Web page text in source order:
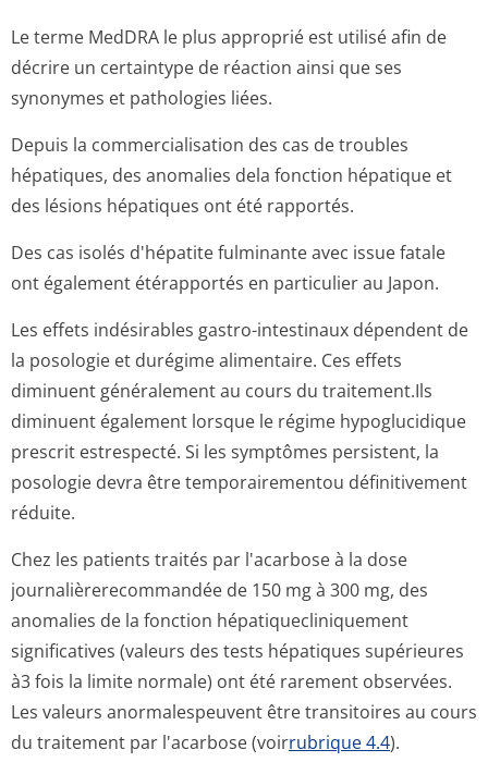
Le terme MedDRA le plus approprié est utilisé afin de
décrire un certaintype de réaction ainsi que ses
synonymes et pathologies liées.
Depuis la commercialisation des cas de troubles
hépatiques, des anomalies dela fonction hépatique et
des lésions hépatiques ont été rapportés.
Des cas isolés d'hépatite fulminante avec issue fatale
ont également étérapportés en particulier au Japon.
Les effets indésirables gastro-intestinaux dépendent de
la posologie et durégime alimentaire. Ces effets
diminuent généralement au cours du traitement.Ils
diminuent également lorsque le régime hypoglucidique
prescrit estrespecté. Si les symptômes persistent, la
posologie devra être temporairementou définitivement
réduite.
Chez les patients traités par l'acarbose à la dose
journalièrere­commandée de 150 mg à 300 mg, des
anomalies de la fonction hépatiqueclini­quement
significatives (valeurs des tests hépatiques supérieures
à3 fois la limite normale) ont été rarement observées.
Les valeurs anormalespeuvent être transitoires au cours
du traitement par l'acarbose (voirrubrique 4.4).